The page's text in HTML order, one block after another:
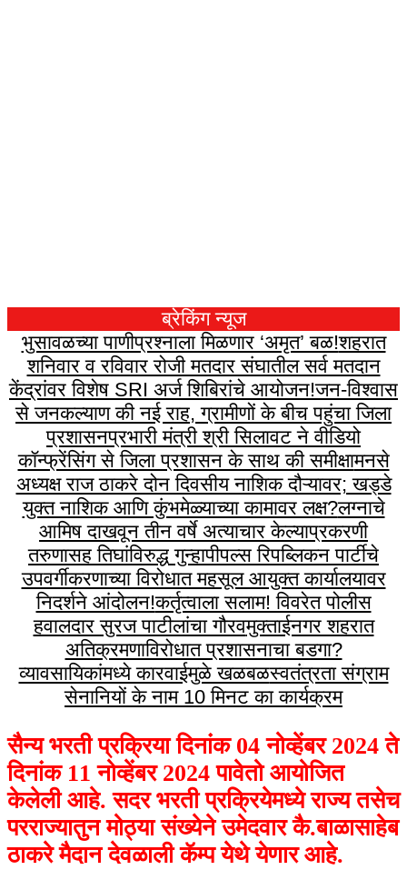
ब्रेकिंग न्यूज
भुसावळच्या पाणीप्रश्नाला मिळणार ‘अमृत’ बळ!शहरात
शनिवार व रविवार रोजी मतदार संघातील सर्व मतदान
केंद्रांवर विशेष SRI अर्ज शिबिरांचे आयोजन!जन-विश्वास
से जनकल्याण की नई राह, ग्रामीणों के बीच पहुंचा जिला
प्रशासनप्रभारी मंत्री श्री सिलावट ने वीडियो
कॉन्फ्रेंसिंग से जिला प्रशासन के साथ की समीक्षामनसे
अध्यक्ष राज ठाकरे दोन दिवसीय नाशिक दौऱ्यावर; खड्डे
युक्त नाशिक आणि कुंभमेळ्याच्या कामावर लक्ष?लग्नाचे
आमिष दाखवून तीन वर्षे अत्याचार केल्याप्रकरणी
तरुणासह तिघांविरुद्ध गुन्हापीपल्स रिपब्लिकन पार्टीचे
उपवर्गीकरणाच्या विरोधात महसूल आयुक्त कार्यालयावर
निदर्शने आंदोलन!कर्तृत्वाला सलाम! विवरेत पोलीस
हवालदार सुरज पाटीलांचा गौरवमुक्ताईनगर शहरात
अतिक्रमणाविरोधात प्रशासनाचा बडगा?
व्यावसायिकांमध्ये कारवाईमुळे खळबळस्वतंत्रता संग्राम
सेनानियों के नाम 10 मिनट का कार्यक्रम
सैन्य भरती प्रक्रिया दिनांक 04 नोव्हेंबर 2024 ते
दिनांक 11 नोव्हेंबर 2024 पावेतो आयोजित
केलेली आहे. सदर भरती प्रक्रियेमध्ये राज्य तसेच
परराज्यातुन मोठ्या संख्येने उमेदवार कै.बाळासाहेब
ठाकरे मैदान देवळाली कॅम्प येथे येणार आहे.